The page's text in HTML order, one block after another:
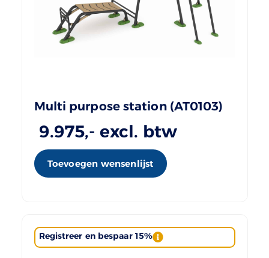
Multi purpose station (AT0103)
9.975,- excl. btw
Toevoegen wensenlijst
Registreer en bespaar 15%